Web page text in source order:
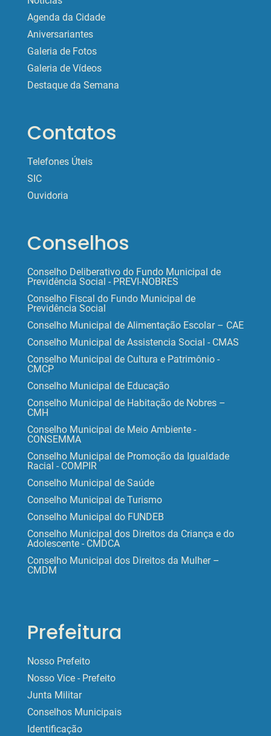
Agenda da Cidade
Aniversariantes
Galeria de Fotos
Galeria de Vídeos
Destaque da Semana
Contatos
Telefones Úteis
SIC
Ouvidoria
Conselhos
Conselho Deliberativo do Fundo Municipal de
Previdência Social - PREVI-NOBRES
Conselho Fiscal do Fundo Municipal de
Previdência Social
Conselho Municipal de Alimentação Escolar – CAE
Conselho Municipal de Assistencia Social - CMAS
Conselho Municipal de Cultura e Patrimônio -
CMCP
Conselho Municipal de Educação
Conselho Municipal de Habitação de Nobres –
CMH
Conselho Municipal de Meio Ambiente -
CONSEMMA
Conselho Municipal de Promoção da Igualdade
Racial - COMPIR
Conselho Municipal de Saúde
Conselho Municipal de Turismo
Conselho Municipal do FUNDEB
Conselho Municipal dos Direitos da Criança e do
Adolescente - CMDCA
Conselho Municipal dos Direitos da Mulher –
CMDM
Prefeitura
Nosso Prefeito
Nosso Vice - Prefeito
Junta Militar
Conselhos Municipais
Identificação